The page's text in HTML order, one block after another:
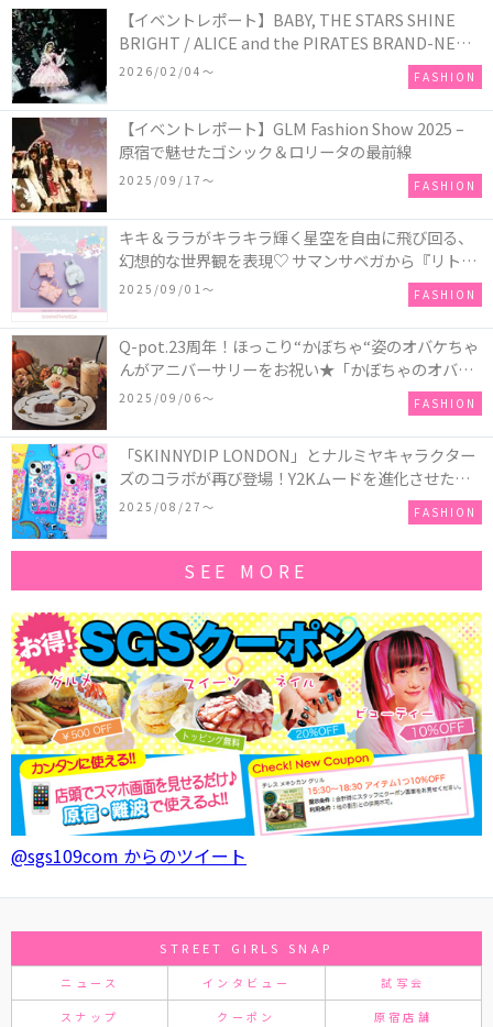
【イベントレポート】BABY, THE STARS SHINE
BRIGHT / ALICE and the PIRATES BRAND-NEW
COLLECTION in TOKYO
2026/02/04〜 FASHION
【イベントレポート】GLM Fashion Show 2025 –
原宿で魅せたゴシック＆ロリータの最前線
2025/09/17〜 FASHION
キキ＆ララがキラキラ輝く星空を自由に飛び回る、
幻想的な世界観を表現♡ サマンサベガから『リトル
ツインスターズ』50周年アニバーサリーイヤー』を
2025/09/01〜 FASHION
Q-pot.23周年！ほっこり“かぼちゃ“姿のオバケちゃ
んがアニバーサリーをお祝い★「かぼちゃのオバケ
ーキアクセサリー」が新発売！Q-pot CAFE.では
「かぼちゃのオバケーキプレート」も登場
2025/09/06〜 FASHION
「SKINNYDIP LONDON」とナルミヤキャラクター
ズのコラボが再び登場！Y2Kムードを進化させた新
作コレクションを発売♪
2025/08/27〜 FASHION
SEE MORE
@sgs109com からのツイート
STREET GIRLS SNAP
ニュース インタビュー 試写会
スナップ クーポン 原宿店舗